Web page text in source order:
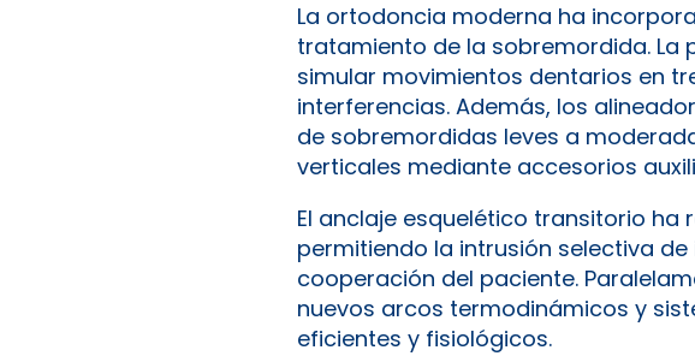
La ortodoncia moderna ha
tratamiento de la sobremordida. La
simular movimientos dentarios en
interferencias. Además, los
de sobremordidas leves a
verticales mediante accesorios
El anclaje esquelético transitorio
permitiendo la intrusión selectiva
cooperación del paciente.
nuevos arcos termodinámicos y
eficientes y fisiológicos.